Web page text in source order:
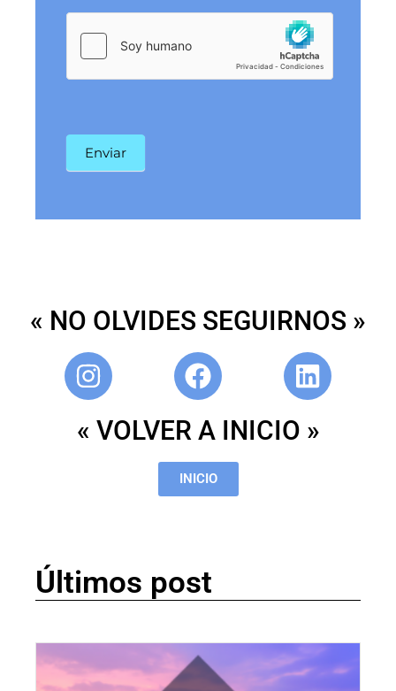
Enviar
« NO OLVIDES SEGUIRNOS »
« VOLVER A INICIO »
INICIO
Últimos post